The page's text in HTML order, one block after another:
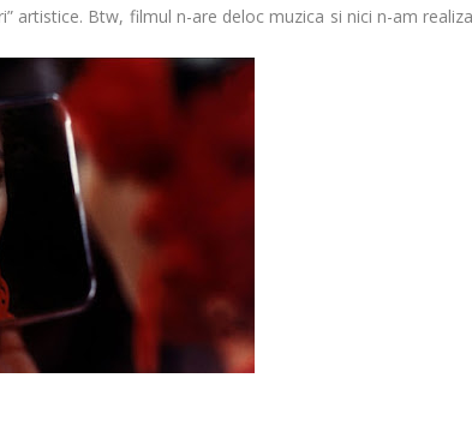
artistice. Btw, filmul n-are deloc muzica si nici n-am